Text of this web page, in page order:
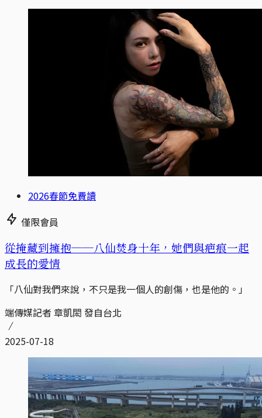
2026春節免費讀
僅限會員
從掩藏到擁抱──八仙焚身十年，她們與疤痕一起
成長的愛情
「八仙對我們來說，不只是我一個人的創傷，也是他的。」
端傳媒記者 章凱閎 發自台北
2025-07-18